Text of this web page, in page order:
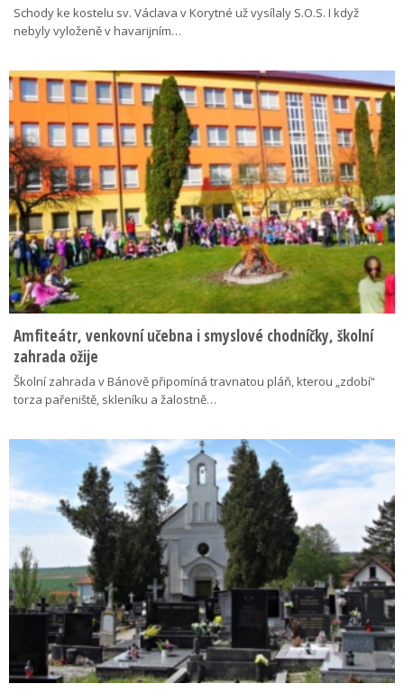
Schody ke kostelu sv. Václava v Korytné už vysílaly S.O.S. I když
nebyly vyloženě v havarijním…
Amfiteátr, venkovní učebna i smyslové chodníčky, školní
zahrada ožije
Školní zahrada v Bánově připomíná travnatou pláň, kterou „zdobí“
torza pařeniště, skleníku a žalostně…